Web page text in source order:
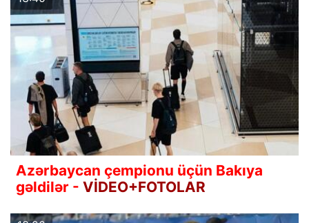
Azərbaycan çempionu üçün Bakıya
gəldilər - VİDEO+FOTOLAR